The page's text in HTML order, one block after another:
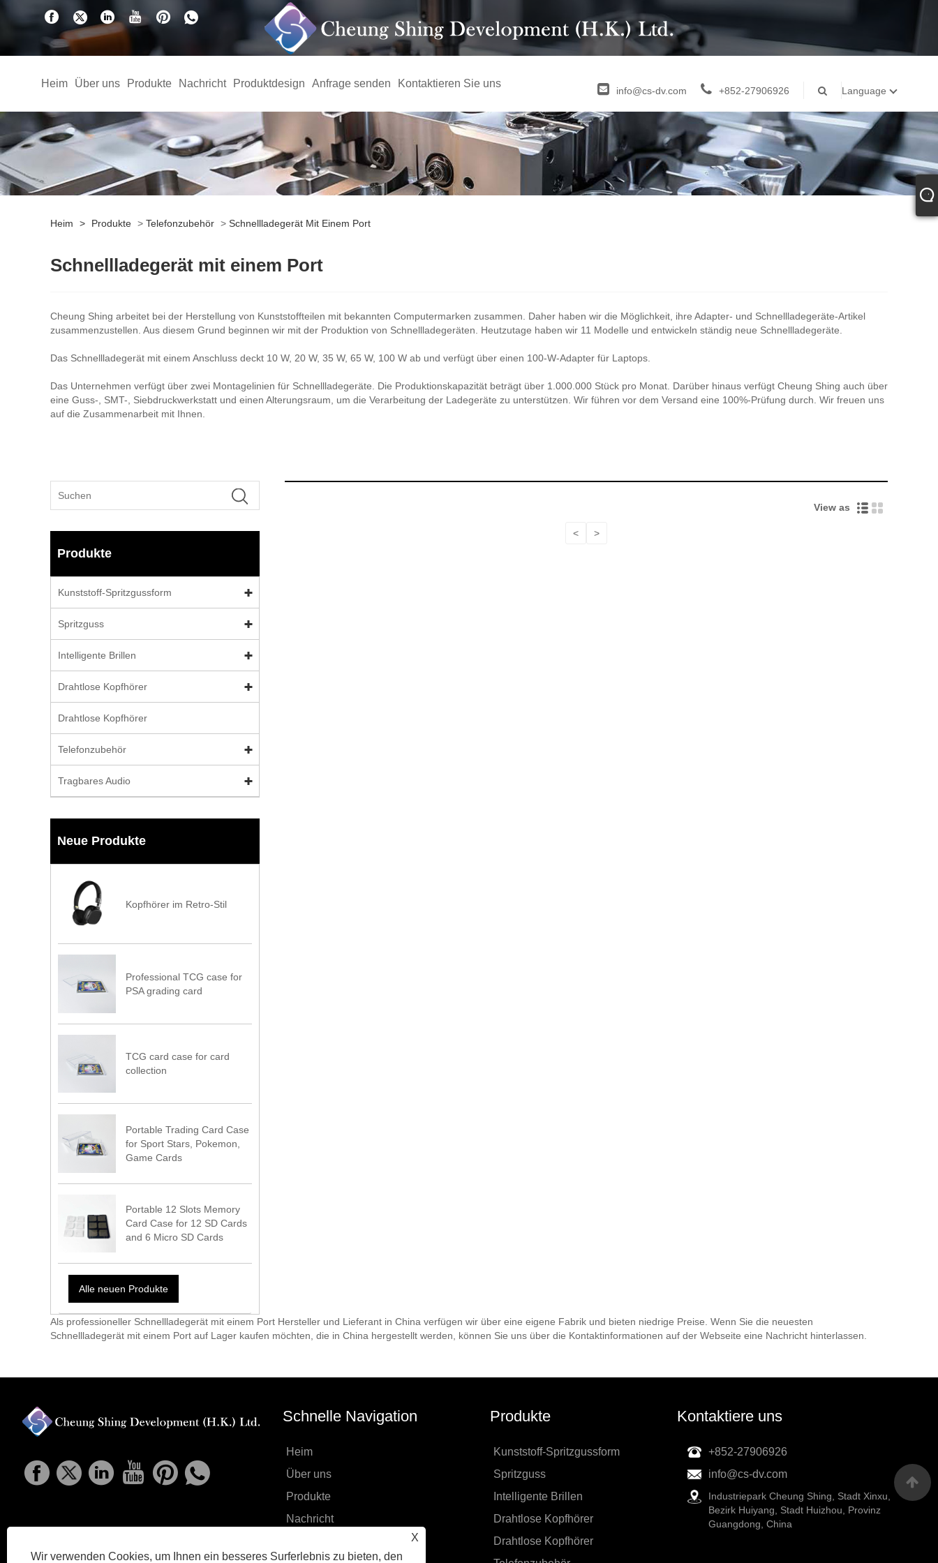
Heim Über uns Produkte Nachricht Produktdesign Anfrage senden Kontaktieren Sie uns
info@cs-dv.com +852-27906926 Language
Heim > Produkte > Telefonzubehör > Schnellladegerät Mit Einem Port
Schnellladegerät mit einem Port
Cheung Shing arbeitet bei der Herstellung von Kunststoffteilen mit bekannten Computermarken zusammen. Daher haben wir die Möglichkeit, ihre Adapter- und Schnellladegeräte-Artikel
zusammenzustellen. Aus diesem Grund beginnen wir mit der Produktion von Schnellladegeräten. Heutzutage haben wir 11 Modelle und entwickeln ständig neue Schnellladegeräte.
Das Schnellladegerät mit einem Anschluss deckt 10 W, 20 W, 35 W, 65 W, 100 W ab und verfügt über einen 100-W-Adapter für Laptops.
Das Unternehmen verfügt über zwei Montagelinien für Schnellladegeräte. Die Produktionskapazität beträgt über 1.000.000 Stück pro Monat. Darüber hinaus verfügt Cheung Shing auch über
eine Guss-, SMT-, Siebdruckwerkstatt und einen Alterungsraum, um die Verarbeitung der Ladegeräte zu unterstützen. Wir führen vor dem Versand eine 100%-Prüfung durch. Wir freuen uns
auf die Zusammenarbeit mit Ihnen.
Produkte
Kunststoff-Spritzgussform
Spritzguss
Intelligente Brillen
Drahtlose Kopfhörer
Drahtlose Kopfhörer
Telefonzubehör
Tragbares Audio
Neue Produkte
Kopfhörer im Retro-Stil
Professional TCG case for
PSA grading card
TCG card case for card
collection
Portable Trading Card Case
for Sport Stars, Pokemon,
Game Cards
Portable 12 Slots Memory
Card Case for 12 SD Cards
and 6 Micro SD Cards
Alle neuen Produkte
View as
< >
Als professioneller Schnellladegerät mit einem Port Hersteller und Lieferant in China verfügen wir über eine eigene Fabrik und bieten niedrige Preise. Wenn Sie die neuesten
Schnellladegerät mit einem Port auf Lager kaufen möchten, die in China hergestellt werden, können Sie uns über die Kontaktinformationen auf der Webseite eine Nachricht hinterlassen.
X
Wir verwenden Cookies, um Ihnen ein besseres Surferlebnis zu bieten, den
Schnelle Navigation
Heim
Über uns
Produkte
Nachricht
Produkte
Kunststoff-Spritzgussform
Spritzguss
Intelligente Brillen
Drahtlose Kopfhörer
Drahtlose Kopfhörer
Kontaktiere uns
+852-27906926
info@cs-dv.com
Industriepark Cheung Shing, Stadt Xinxu,
Bezirk Huiyang, Stadt Huizhou, Provinz
Guangdong, China